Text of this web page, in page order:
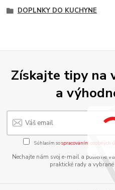
DOPLNKY DO KUCHYNE
Získajte tipy na
a
Súhlasím sospracovaním osobných
Nechajte nám svoj e-mail a pošleme
praktické rady a